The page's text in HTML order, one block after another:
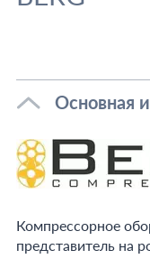
Основная
Компрессорное
представитель на